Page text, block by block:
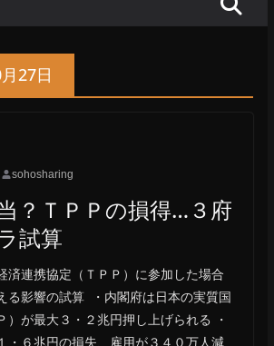
27日
sohosharing
？ＴＰＰの損得…３府
試算
済連携協定（ＴＰＰ）に参加した場合
る影響の試算 ・内閣府は日本の実質国
）が最大３・２兆円押し上げられる ・
・６兆円の損失、雇用が３４０万人減